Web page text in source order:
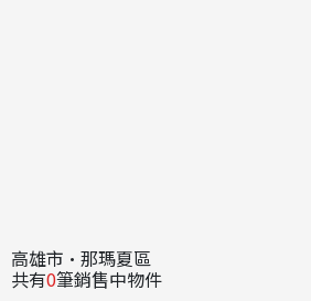
高雄市·那瑪夏區
共有0筆銷售中物件